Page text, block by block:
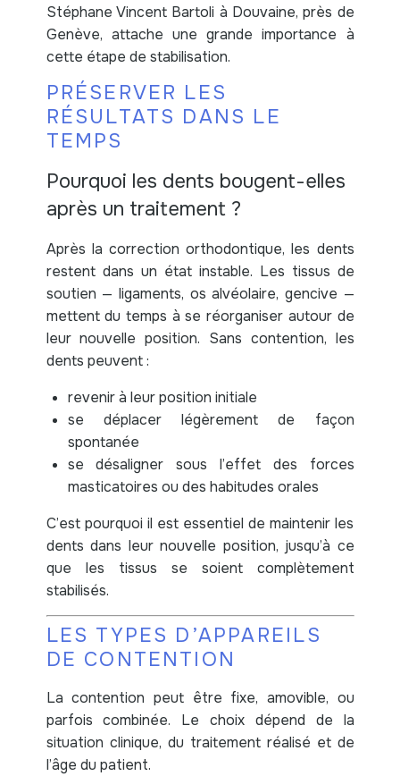
Stéphane Vincent Bartoli à Douvaine, près de
Genève, attache une grande importance à
cette étape de stabilisation.
PRÉSERVER LES
RÉSULTATS DANS LE
TEMPS
Pourquoi les dents bougent-elles
après un traitement ?
Après la correction orthodontique, les dents
restent dans un état instable. Les tissus de
soutien — ligaments, os alvéolaire, gencive —
mettent du temps à se réorganiser autour de
leur nouvelle position. Sans contention, les
dents peuvent :
revenir à leur position initiale
se déplacer légèrement de façon
spontanée
se désaligner sous l’effet des forces
masticatoires ou des habitudes orales
C’est pourquoi il est essentiel de maintenir les
dents dans leur nouvelle position, jusqu’à ce
que les tissus se soient complètement
stabilisés.
LES TYPES D’APPAREILS
DE CONTENTION
La contention peut être fixe, amovible, ou
parfois combinée. Le choix dépend de la
situation clinique, du traitement réalisé et de
l’âge du patient.